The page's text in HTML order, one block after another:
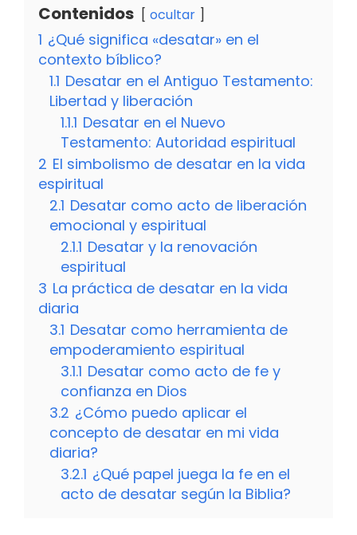
Contenidos ocultar
1 ¿Qué significa «desatar» en el
contexto bíblico?
1.1 Desatar en el Antiguo Testamento:
Libertad y liberación
1.1.1 Desatar en el Nuevo
Testamento: Autoridad espiritual
2 El simbolismo de desatar en la vida
espiritual
2.1 Desatar como acto de liberación
emocional y espiritual
2.1.1 Desatar y la renovación
espiritual
3 La práctica de desatar en la vida
diaria
3.1 Desatar como herramienta de
empoderamiento espiritual
3.1.1 Desatar como acto de fe y
confianza en Dios
3.2 ¿Cómo puedo aplicar el
concepto de desatar en mi vida
diaria?
3.2.1 ¿Qué papel juega la fe en el
acto de desatar según la Biblia?